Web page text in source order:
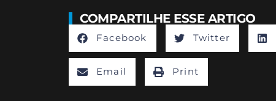
COMPARTILHE ESSE ARTIGO
Facebook Twitter
Email Print